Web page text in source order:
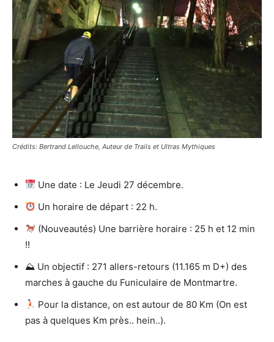
Crédits: Bertrand Lellouche, Auteur de Trails et Ultras Mythiques
Une date : Le Jeudi 27 décembre.
Un horaire de départ : 22 h.
(Nouveautés) Une barrière horaire : 25 h et 12 min
!!
⛰ Un objectif : 271 allers-retours (11.165 m D+) des
marches à gauche du Funiculaire de Montmartre.
Pour la distance, on est autour de 80 Km (On est
pas à quelques Km près.. hein..).